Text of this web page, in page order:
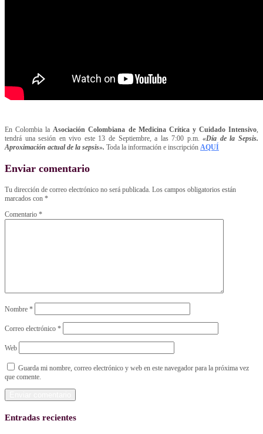
En Colombia laAsociación Colombiana de Medicina Crítica y Cuidado Intensivo,
tendrá una sesión en vivo este 13 de Septiembre, a las 7:00 p.m.«Día de la Sepsis.
Aproximación actual de la sepsis». Toda la información e inscripción AQUÍ
Enviar comentario
Tu dirección de correo electrónico no será publicada. Los campos obligatorios están
marcados con *
Comentario *
Nombre *
Correo electrónico *
Web
Guarda mi nombre, correo electrónico y web en este navegador para la próxima vez
que comente.
Entradas recientes